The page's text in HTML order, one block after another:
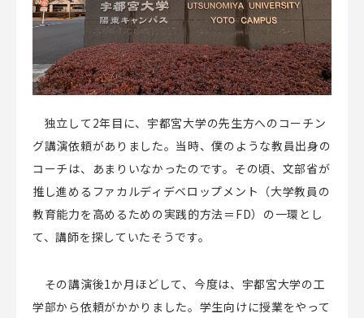
独立して 2年目に、宇都宮大学の先生方へのコーチン
グ講演依頼がありました。当時、僕のような教員出身の
コーチは、あまりいなかったのです。その頃、文部省が
推し進めるファカルディデベロップメント（大学教員の
教育能力を高めるための実践的方法＝ FD）の一環とし
て、講師を探していたそうです。
その講演後1か月ほどして、今度は、宇都宮大学の工
学部から依頼がかかりました。学生向けに授業をやって